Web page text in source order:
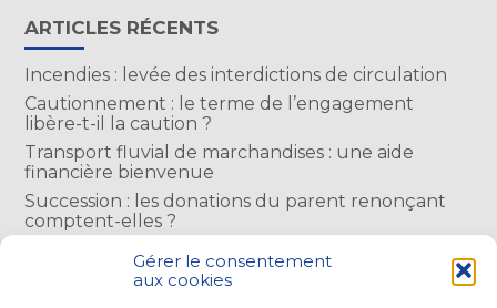
Gérer le consentement
aux cookies
ARTICLES RÉCENTS
Incendies : levée des interdictions de circulation
Cautionnement : le terme de l’engagement
libère-t-il la caution ?
Transport fluvial de marchandises : une aide
financière bienvenue
Succession : les donations du parent renonçant
comptent-elles ?
Encadrement des loyers : une année de plus